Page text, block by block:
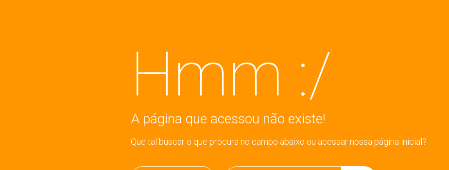
Hmm :/
A página que acessou não existe!
Que tal buscar o que procura no campo abaixo ou acessar nossa página inicial?